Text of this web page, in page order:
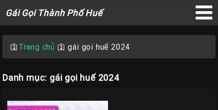
Gái Gọi Thành Phố Huế
Gái
Thành
Phố
Huế
×
Trang
🛐 Trang chủ 🛐gái gọi huế 2024
Danh mục: gái gọi huế 2024